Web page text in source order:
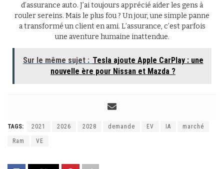
d’assurance auto. J’ai toujours apprécié aider les gens à
rouler sereins. Mais le plus fou ? Un jour, une simple panne
a transformé un client en ami. L’assurance, c’est parfois
une aventure humaine inattendue.
Sur le même sujet : Tesla ajoute Apple CarPlay : une
nouvelle ère pour Nissan et Mazda ?
TAGS: 2021 2026 2028 demande EV IA marché
Ram VE